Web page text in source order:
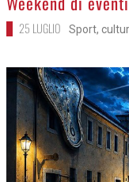
25 LUGLIO Sport,